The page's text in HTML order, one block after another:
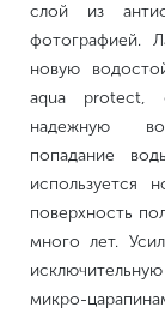
слой из
фотографией.
новую
aqua protect,
надежную
попадание
используется
поверхность
много лет.
микро-